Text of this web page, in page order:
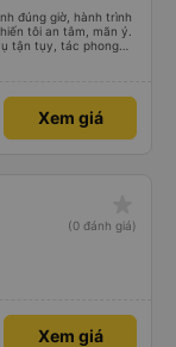
đúng giờ, hành trình
tận tụy, tác phong
hội loạn đạo. Xin gửi
Xem giá
(0 đánh giá)
Xem giá